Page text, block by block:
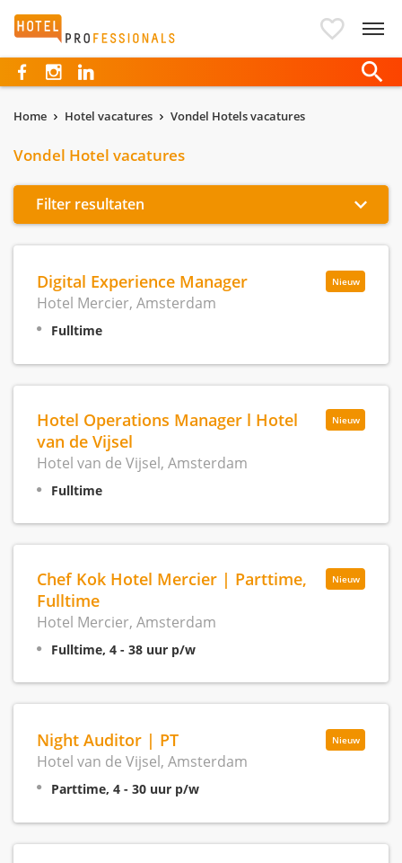
Hotelprofessionals
Home Hotel vacatures Vondel Hotels vacatures
Vondel Hotel vacatures
Filter resultaten
Nieuw
Digital Experience Manager
Hotel Mercier, Amsterdam
Fulltime
Nieuw
Hotel Operations Manager l Hotel
van de Vijsel
Hotel van de Vijsel, Amsterdam
Fulltime
Nieuw
Chef Kok Hotel Mercier | Parttime,
Fulltime
Hotel Mercier, Amsterdam
Fulltime, 4 - 38 uur p/w
Nieuw
Night Auditor | PT
Hotel van de Vijsel, Amsterdam
Parttime, 4 - 30 uur p/w